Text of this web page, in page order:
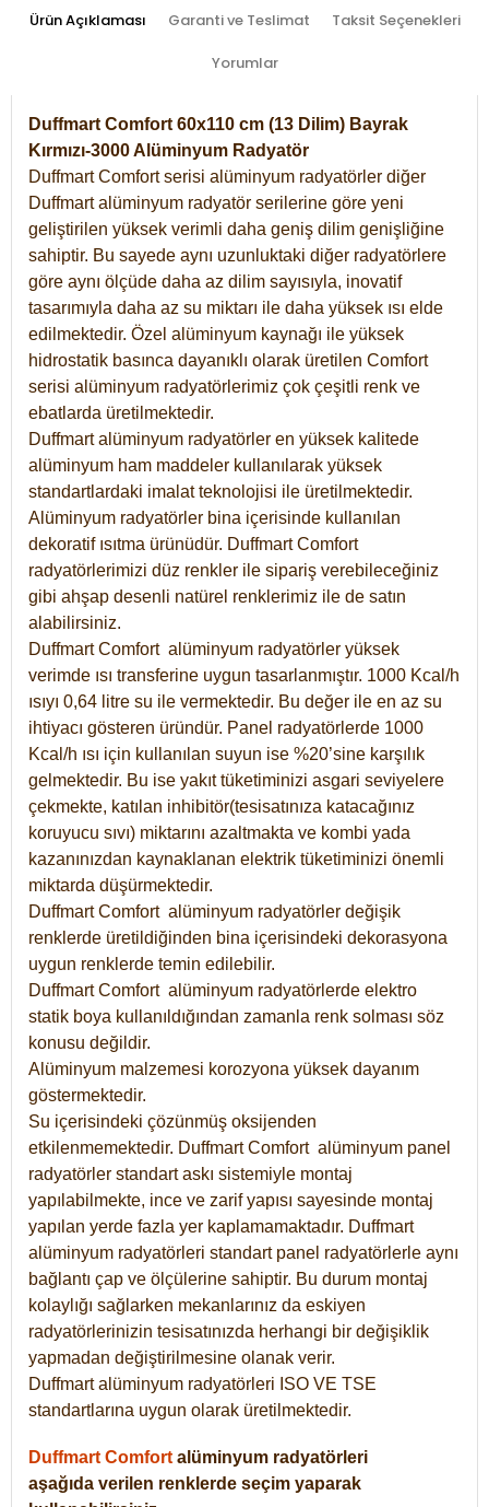
Ürün Açıklaması Garanti ve Teslimat Taksit Seçenekleri
Yorumlar
Duffmart Comfort 60x110 cm (13 Dilim) Bayrak
Kırmızı-3000 Alüminyum Radyatör
Duffmart Comfort serisi alüminyum radyatörler diğer
Duffmart alüminyum radyatör serilerine göre yeni
geliştirilen yüksek verimli daha geniş dilim genişliğine
sahiptir. Bu sayede aynı uzunluktaki diğer radyatörlere
göre aynı ölçüde daha az dilim sayısıyla, inovatif
tasarımıyla daha az su miktarı ile daha yüksek ısı elde
edilmektedir. Özel alüminyum kaynağı ile yüksek
hidrostatik basınca dayanıklı olarak üretilen Comfort
serisi alüminyum radyatörlerimiz çok çeşitli renk ve
ebatlarda üretilmektedir.
Duffmart alüminyum radyatörler en yüksek kalitede
alüminyum ham maddeler kullanılarak yüksek
standartlardaki imalat teknolojisi ile üretilmektedir.
Alüminyum radyatörler bina içerisinde kullanılan
dekoratif ısıtma ürünüdür. Duffmart Comfort
radyatörlerimizi düz renkler ile sipariş verebileceğiniz
gibi ahşap desenli natürel renklerimiz ile de satın
alabilirsiniz.
Duffmart Comfort alüminyum radyatörler yüksek
verimde ısı transferine uygun tasarlanmıştır. 1000 Kcal/h
ısıyı 0,64 litre su ile vermektedir. Bu değer ile en az su
ihtiyacı gösteren üründür. Panel radyatörlerde 1000
Kcal/h ısı için kullanılan suyun ise %20’sine karşılık
gelmektedir. Bu ise yakıt tüketiminizi asgari seviyelere
çekmekte, katılan inhibitör(tesisatınıza katacağınız
koruyucu sıvı) miktarını azaltmakta ve kombi yada
kazanınızdan kaynaklanan elektrik tüketiminizi önemli
miktarda düşürmektedir.
Duffmart Comfort alüminyum radyatörler değişik
renklerde üretildiğinden bina içerisindeki dekorasyona
uygun renklerde temin edilebilir.
DuffmartComfort alüminyum radyatörlerde elektro
statik boya kullanıldığından zamanla renk solması söz
konusu değildir.
Alüminyum malzemesi korozyona yüksek dayanım
göstermektedir.
Su içerisindeki çözünmüş oksijenden
etkilenmemektedir. DuffmartComfort alüminyum panel
radyatörler standart askı sistemiyle montaj
yapılabilmekte, ince ve zarif yapısı sayesinde montaj
yapılan yerde fazla yer kaplamamaktadır. Duffmart
alüminyum radyatörleri standart panel radyatörlerle aynı
bağlantı çap ve ölçülerine sahiptir. Bu durum montaj
kolaylığı sağlarken mekanlarınız da eskiyen
radyatörlerinizin tesisatınızda herhangi bir değişiklik
yapmadan değiştirilmesine olanak verir.
Duffmart alüminyum radyatörleri ISO VE TSE
standartlarına uygun olarak üretilmektedir.
Duffmart Comfort alüminyum radyatörleri
aşağıda verilen renklerde seçim yaparak